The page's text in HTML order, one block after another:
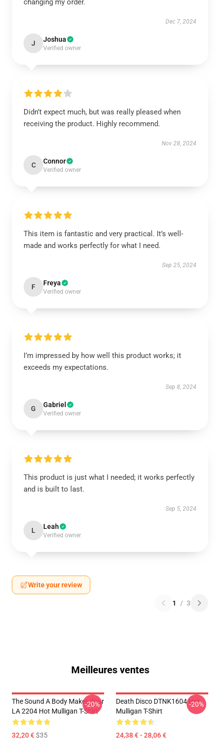
changing my order.
Dec 7, 2024
J Joshua
Verified owner
Didn’t expect much, but was really pleased when
receiving the product. Highly recommend.
Nov 28, 2024
C Connor
Verified owner
This item is fantastic and very practical. It’s well-
made and works perfectly for what I need.
Sep 25, 2024
F Freya
Verified owner
I’m impressed by how well this product works; it
exceeds my expectations.
Sep 8, 2024
G Gabriel
Verified owner
This product is just what I needed; it works perfectly
and is built to last.
Sep 5, 2024
L Leah
Verified owner
Write your review
1 / 3
Meilleures ventes
The Sound A Body Makes Tour
LA 2204 Hot Mulligan T-Shirt
32,20 €$35
-20%
Death Disco DTNK1604 Hot
Mulligan T-Shirt
24,38 € - 28,06 €
-20%